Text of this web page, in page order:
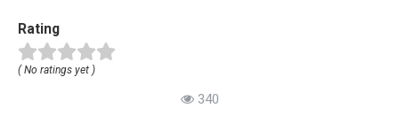
Rating
( No ratings yet )
340